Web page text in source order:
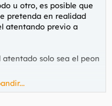
u otro, es posible que
pretenda en realidad
atentando previo a
solo sea el peon
teniendo tantos dias